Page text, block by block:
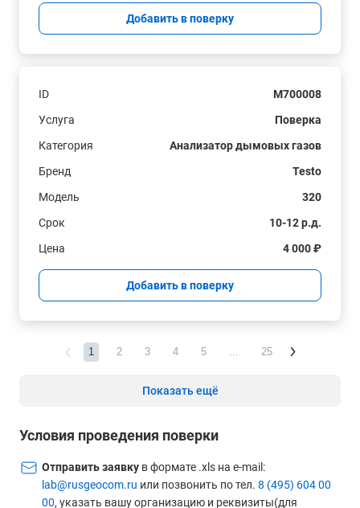
Добавить в поверку
ID
M700008
Услуга
Поверка
Категория
Анализатор дымовых газов
Бренд
Testo
Модель
320
Срок
10-12 р.д.
Цена
4 000 ₽
Добавить в поверку
1 2 3 4 5 ... 25
Показать ещё
Условия проведения поверки
Отправить заявку в формате .xls на e-mail:
lab@rusgeocom.ru или позвонить по тел. 8 (495) 604 00
00, указать вашу организацию и реквизиты(для